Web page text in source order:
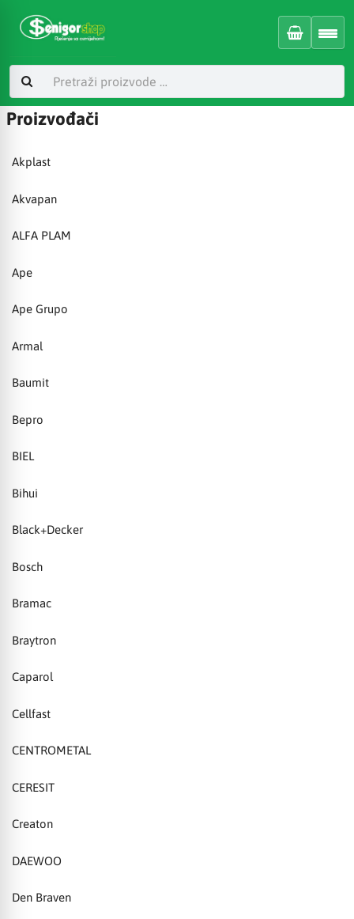
Proizvođači
Akplast
Akvapan
ALFA PLAM
Ape
Ape Grupo
Armal
Baumit
Bepro
BIEL
Bihui
Black+Decker
Bosch
Bramac
Braytron
Caparol
Cellfast
CENTROMETAL
CERESIT
Creaton
DAEWOO
Den Braven